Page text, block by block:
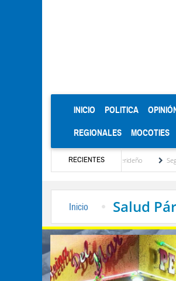
INICIO (CURRENT)
POLITICA
REGIONALES MOCOTIES
RECIENTES
regional, motor turístico merideño Seguridad,
Inicio Salud